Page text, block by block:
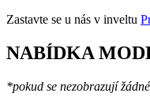
Zastavte se u nás v inveltu
NABÍDKA
*pokud se nezobrazují